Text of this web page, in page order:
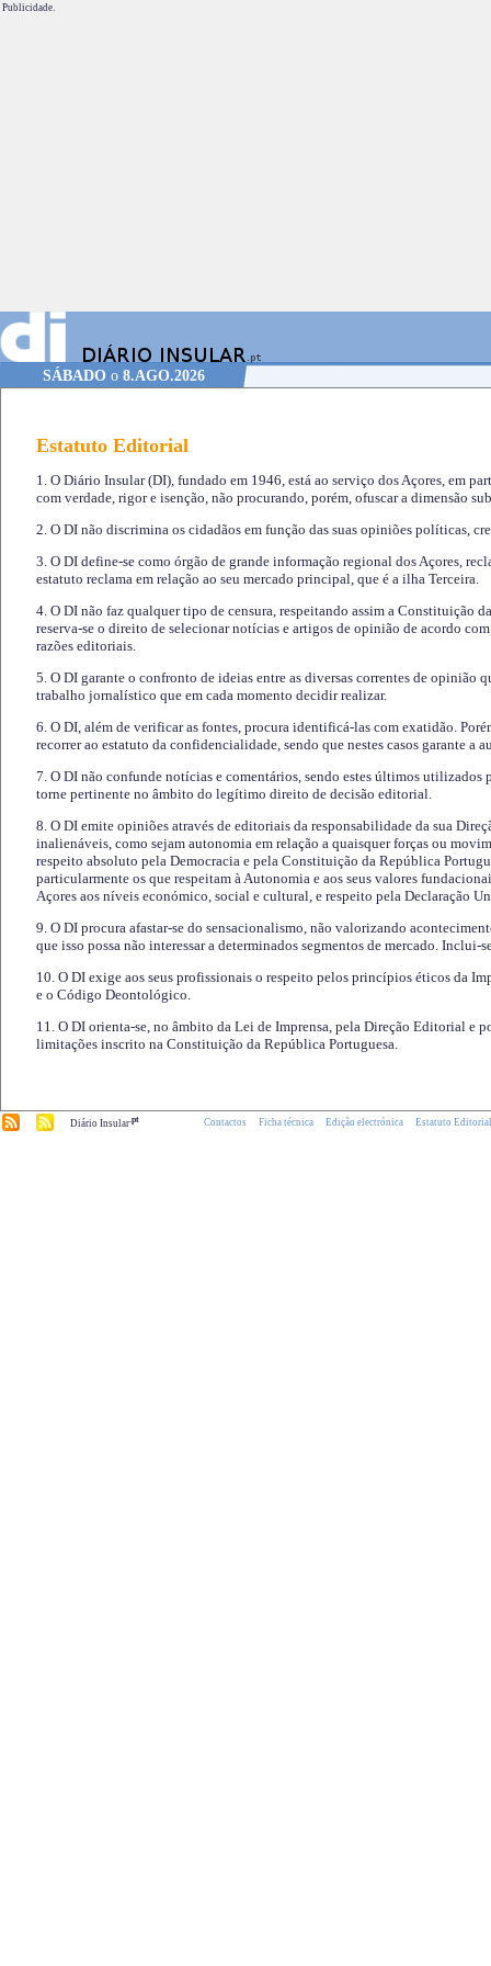
Publicidade.
SÁBADOo 8.AGO.2026
Estatuto Editorial
1. O Diário Insular (DI), fundado em 1946, está ao serviço dos Açores, em
com verdade, rigor e isenção, não procurando, porém, ofuscar a dimensão
2. O DI não discrimina os cidadãos em função das suas opiniões políticas,
3. O DI define-se como órgão de grande informação regional dos Açores,
estatuto reclama em relação ao seu mercado principal, que é a ilha Terceira.
4. O DI não faz qualquer tipo de censura, respeitando assim a Constituição
reserva-se o direito de selecionar notícias e artigos de opinião de acordo
razões editoriais.
5. O DI garante o confronto de ideias entre as diversas correntes de opinião
trabalho jornalístico que em cada momento decidir realizar.
6. O DI, além de verificar as fontes, procura identificá-las com exatidão.
recorrer ao estatuto da confidencialidade, sendo que nestes casos garante a
7. O DI não confunde notícias e comentários, sendo estes últimos utilizados
torne pertinente no âmbito do legítimo direito de decisão editorial.
8. O DI emite opiniões através de editoriais da responsabilidade da sua
inalienáveis, como sejam autonomia em relação a quaisquer forças ou
respeito absoluto pela Democracia e pela Constituição da República
particularmente os que respeitam à Autonomia e aos seus valores
Açores aos níveis económico, social e cultural, e respeito pela Declaração
9. O DI procura afastar-se do sensacionalismo, não valorizando
que isso possa não interessar a determinados segmentos de mercado.
10. O DI exige aos seus profissionais o respeito pelos princípios éticos da
e o Código Deontológico.
11. O DI orienta-se, no âmbito da Lei de Imprensa, pela Direção Editorial e
limitações inscrito na Constituição da República Portuguesa.
Diário Insular.pt Contactos Ficha técnica Edição electrónica Estatuto Editorial